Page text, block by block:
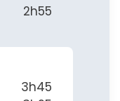
2h55
3h45